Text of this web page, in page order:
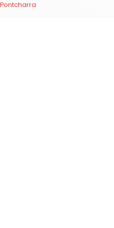
Pontcharra